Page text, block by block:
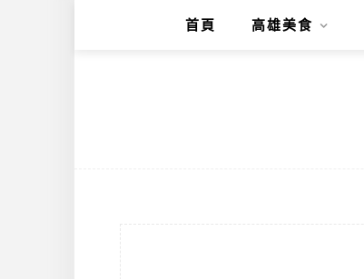
首頁 高雄美食